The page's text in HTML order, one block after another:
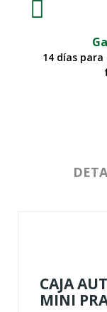
14 días
CAJA
MINI